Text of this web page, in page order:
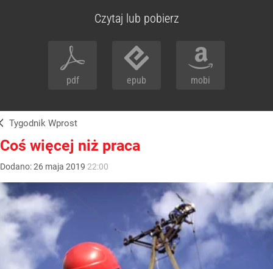
Czytaj lub pobierz
pdf epub mobi
Tygodnik Wprost
Coś więcej niż praca
Dodano:26 maja 2019 22:00